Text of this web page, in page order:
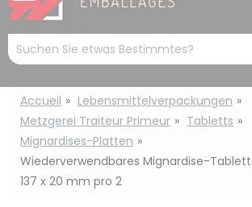
Mots
clés
:
Accueil
Lebensmittelverpackungen
Metzgerei Traiteur Primeur
Tabletts
Mignardises-Platten
Wiederverwendbares Mignardise-Tablett
137 x 20 mm pro 2